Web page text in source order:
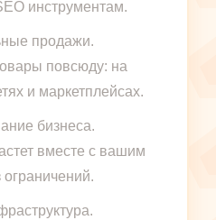
инструментам.
продажи.
повсюду: на
и маркетплейсах.
бизнеса.
вместе с вашим